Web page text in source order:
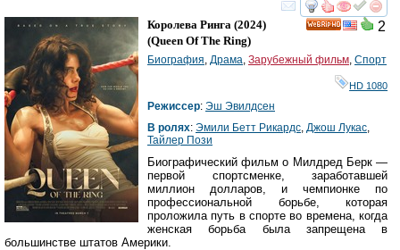
смотреть
2
Королева Ринга (2024)
(Queen Of The Ring)
Биография Драма Зарубежный фильм Спорт
HD 1080
Режиссер: Эш Эвилдсен
В ролях: Эмили Бетт Рикардс Джош Лукас
Тайлер Пози
Биографический фильм о Милдред Берк —
первой спортсменке, заработавшей
миллион долларов, и чемпионке по
профессиональной борьбе, которая
проложила путь в спорте во времена, когда
женская борьба была запрещена в
большинстве штатов Америки.